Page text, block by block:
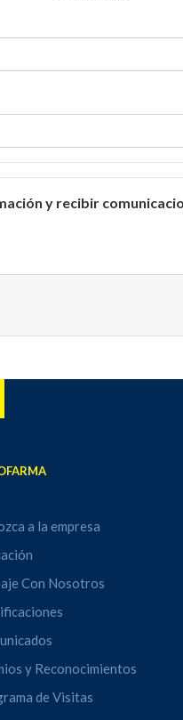
y recibir
a la empresa
Con Nosotros
y Reconocimientos
de Visitas